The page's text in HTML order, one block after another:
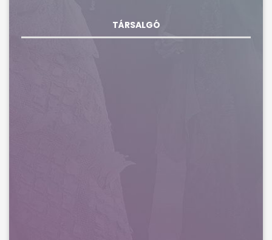
TÁRSALGÓ